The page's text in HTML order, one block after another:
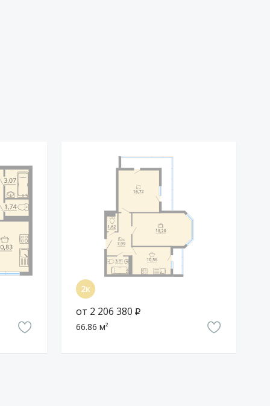
от 2 206 380 ₽
66.86 м²